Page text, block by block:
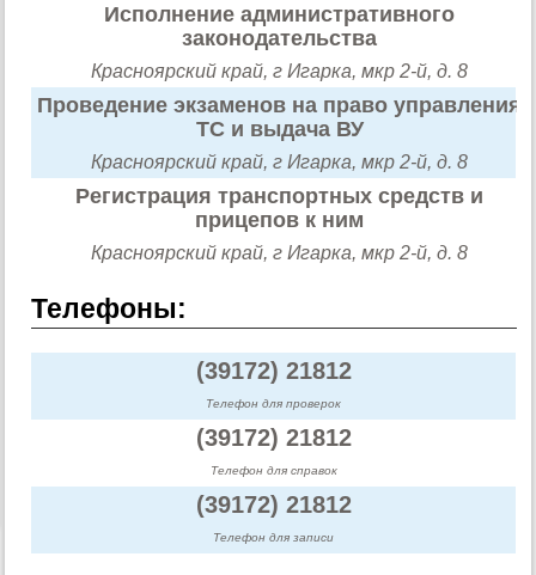
Исполнение административного
законодательства
Красноярский край, г Игарка, мкр 2-й, д. 8
Проведение экзаменов на право управления
ТС и выдача ВУ
Красноярский край, г Игарка, мкр 2-й, д. 8
Регистрация транспортных средств и
прицепов к ним
Красноярский край, г Игарка, мкр 2-й, д. 8
Телефоны:
(39172) 21812
Телефон для проверок
(39172) 21812
Телефон для справок
(39172) 21812
Телефон для записи